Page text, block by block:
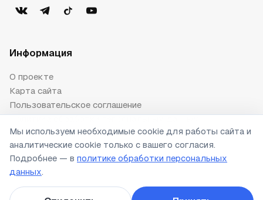
Информация
О проекте
Карта сайта
Пользовательское соглашение
Публичная оферта
Настройки cookie
Мы используем необходимые cookie для работы сайта и
аналитические cookie только с вашего согласия.
Подробнее — в политике обработки персональных
данных.